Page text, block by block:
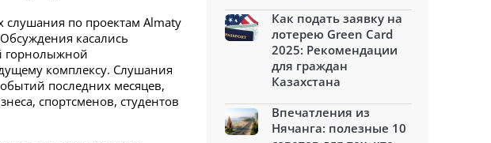
по проектам Almaty
касались
горнолыжной
комплексу. Слушания
последних месяцев,
спортсменов, студентов
Как подать заявку на
лотерею Green Card
2025: Рекомендации
для граждан
Казахстана
Впечатления из
Нячанга: полезные 10